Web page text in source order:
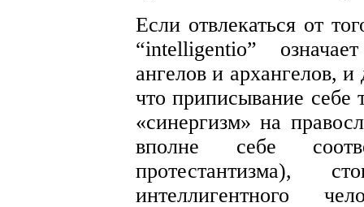
Если отвлекаться от
“intelligentio”
ангелов и архангелов,
что приписывание себе
«синергизм» на
вполне себе
протестантизма),
интеллигентного